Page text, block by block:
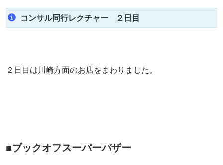
コンサル同行レクチャー ２日目
２日目は川崎方面のお店をまわりました。
■ブックオフスーパーバザー